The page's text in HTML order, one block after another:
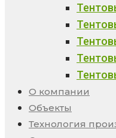
О компании
Объекты
Технология